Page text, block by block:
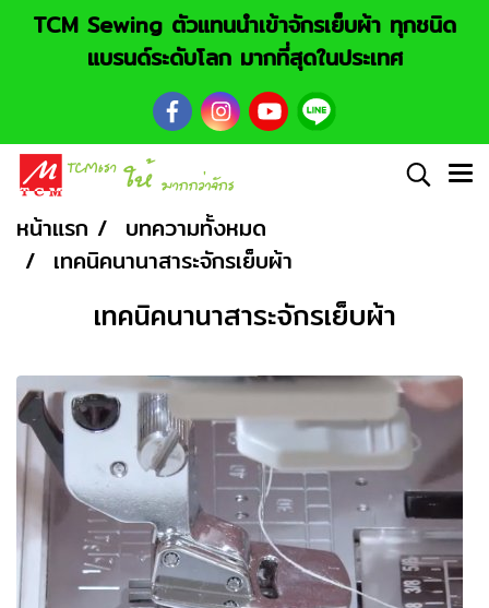
TCM Sewing ตัวแทนนำเข้าจักรเย็บผ้า ทุกชนิด
แบรนด์ระดับโลก มากที่สุดในประเทศ
หน้าแรก
บทความทั้งหมด
เทคนิคนานาสาระจักรเย็บผ้า
เทคนิคนานาสาระจักรเย็บผ้า